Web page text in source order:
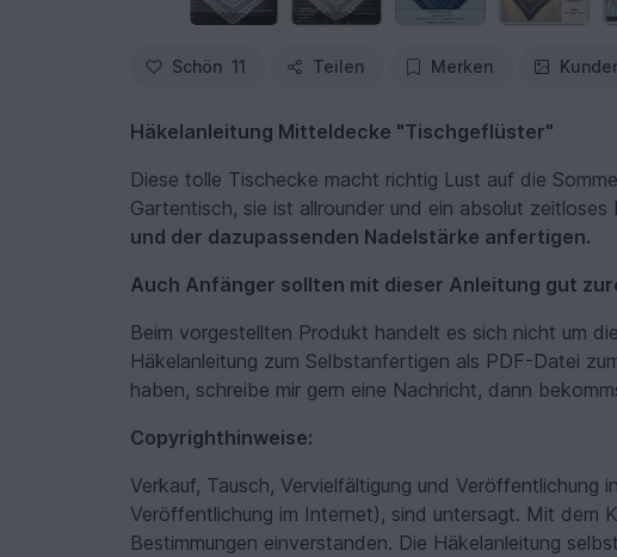
Schön 11 Teilen Merken
Häkelanleitung Mitteldecke "Tischgeflüster"
Diese tolle Tischecke macht richtig Lust auf die
Gartentisch, sie ist allrounder und ein absolut zeitloses
und der dazupassenden Nadelstärke anfertigen.
Auch Anfänger sollten mit dieser Anleitung gut
Beim vorgestellten Produkt handelt es sich nicht um
Häkelanleitung zum Selbstanfertigen als PDF-Datei
haben, schreibe mir gern eine Nachricht, dann
Copyrighthinweise:
Verkauf, Tausch, Vervielfältigung und Veröffentlichung
Veröffentlichung im Internet), sind untersagt. Mit dem
Bestimmungen einverstanden. Die Häkelanleitung